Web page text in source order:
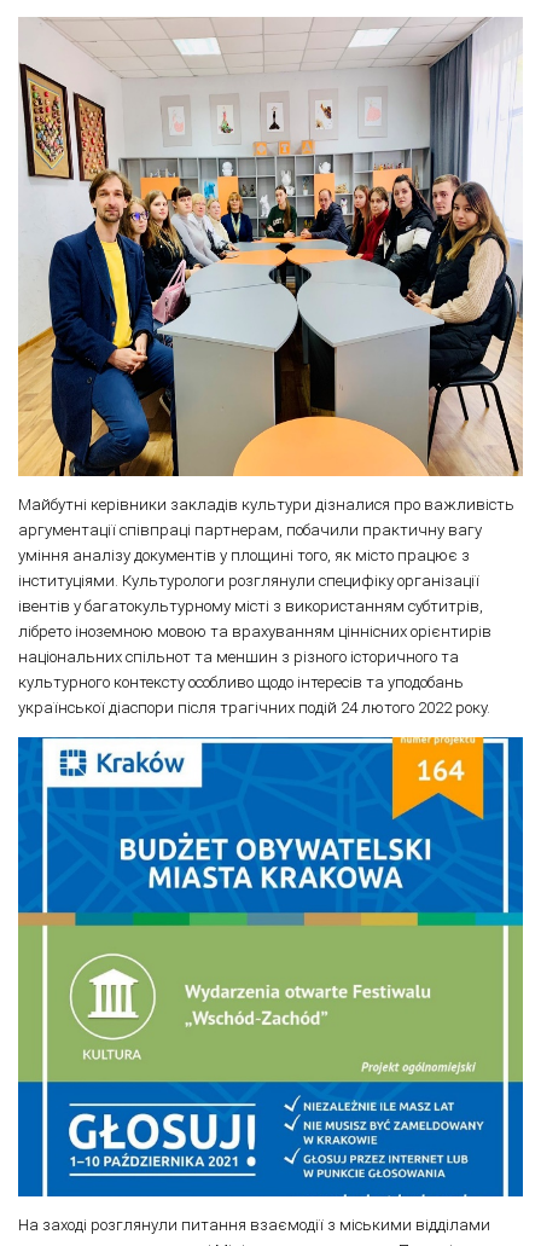
Майбутні керівники закладів культури дізналися про важливість
аргументації співпраці партнерам, побачили практичну вагу
уміння аналізу документів у площині того, як місто працює з
інституціями. Культурологи розглянули специфіку організації
івентів у багатокультурному місті з використанням субтитрів,
лібрето іноземною мовою та врахуванням ціннісних орієнтирів
національних спільнот та меншин з різного історичного та
культурного контексту особливо щодо інтересів та уподобань
української діаспори після трагічних подій 24 лютого 2022 року.
На заході розглянули питання взаємодії з міськими відділами